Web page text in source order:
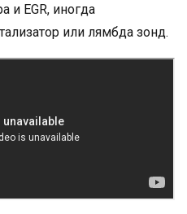
и EGR, иногда
или лямбда зонд.